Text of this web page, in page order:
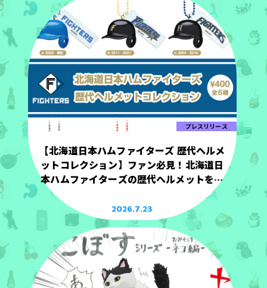
プレスリリース
【北海道日本ハムファイターズ 歴代ヘルメ
ットコレクション】ファン必見！北海道日
本ハムファイターズの歴代ヘルメットを手
2026.7.23